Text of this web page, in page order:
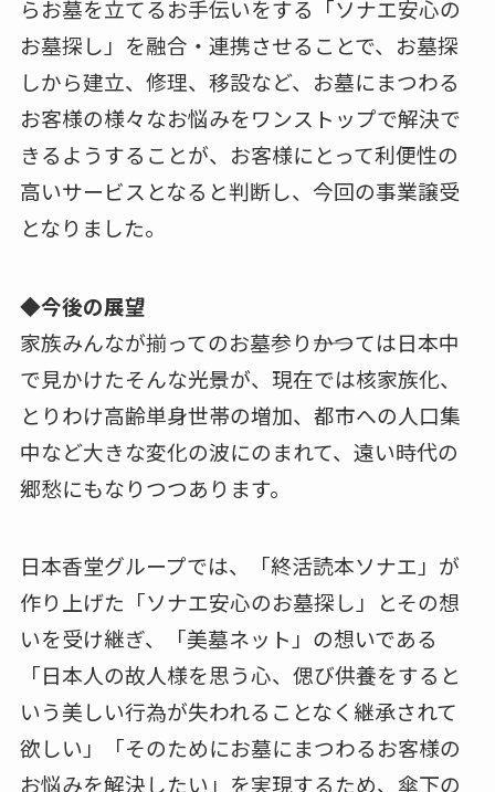
らお墓を立てるお手伝いをする「ソナエ安心の
お墓探し」を融合・連携させることで、お墓探
しから建立、修理、移設など、お墓にまつわる
お客様の様々なお悩みをワンストップで解決で
きるようすることが、お客様にとって利便性の
高いサービスとなると判断し、今回の事業譲受
となりました。
◆今後の展望
家族みんなが揃ってのお墓参り――かつては日本中
で見かけたそんな光景が、現在では核家族化、
とりわけ高齢単身世帯の増加、都市への人口集
中など大きな変化の波にのまれて、遠い時代の
郷愁にもなりつつあります。
日本香堂グループでは、「終活読本ソナエ」が
作り上げた「ソナエ安心のお墓探し」とその想
いを受け継ぎ、「美墓ネット」の想いである
「日本人の故人様を思う心、偲び供養をすると
いう美しい行為が失われることなく継承されて
欲しい」「そのためにお墓にまつわるお客様の
お悩みを解決したい」を実現するため、傘下の